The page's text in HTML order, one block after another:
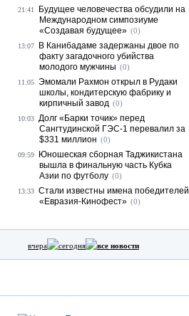
21:41
Будущее человечества обсудили на
Международном симпозиуме
«Создавая будущее» (0)
13:07
В Канибадаме задержаны двое по
факту загадочного убийства
молодого мужчины (0)
11:05 Эмомали Рахмон открыл в Рудаки
школы, кондитерскую фабрику и
кирпичный завод (0)
10:03 Долг «Барки точик» перед
Сангтудинской ГЭС-1 перевалил за
$331 миллион (0)
09:59
Юношеская сборная Таджикистана
вышла в финальную часть Кубка
Азии по футболу (0)
13:33 Стали известны имена победителей
«Евразия-Кинофест» (0)
вчера сегодня все новости